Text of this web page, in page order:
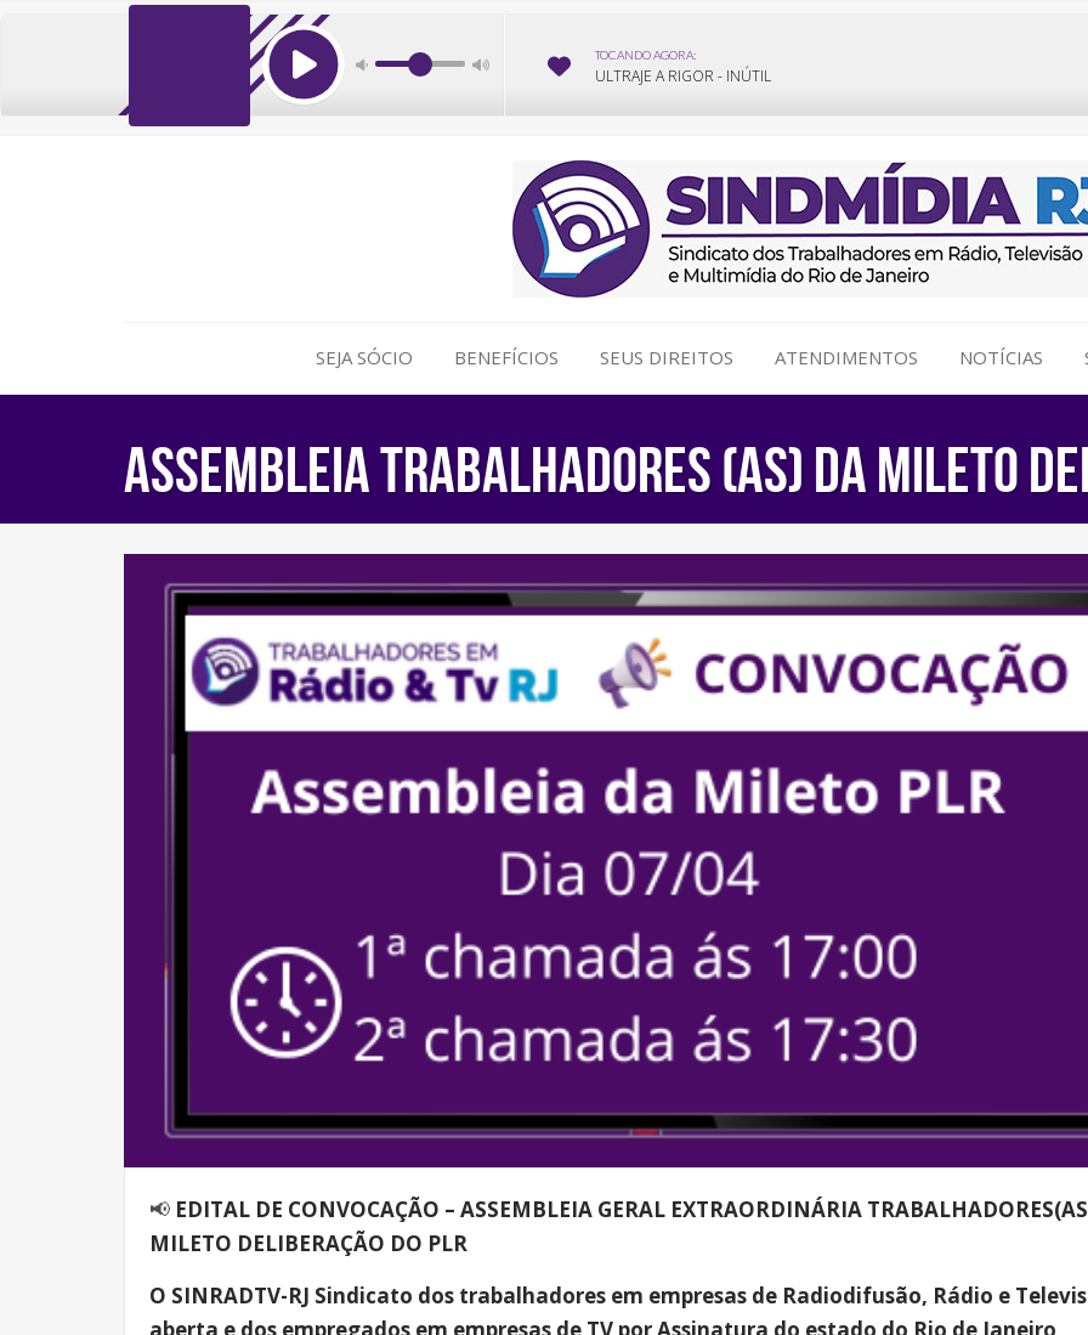
SEJA SÓCIO BENEFÍCIOS SEUS DIREITOS ATENDIMENTOS NOTÍCIAS
ASSEMBLEIA TRABALHADORES (AS) DA MILETO
📢 EDITAL DE CONVOCAÇÃO – ASSEMBLEIA GERAL EXTRAORDINÁRIA
MILETO DELIBERAÇÃO DO PLR
O SINRADTV-RJ Sindicato dos trabalhadores em empresas de Radiodifusão, Rádio e
aberta e dos empregados em empresas de TV por Assinatura do estado do Rio de Janeiro,